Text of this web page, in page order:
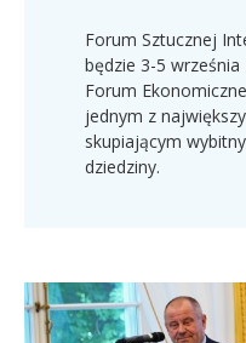
Forum Sztucznej
będzie 3-5
Forum
jednym z
skupiającym
dziedziny.